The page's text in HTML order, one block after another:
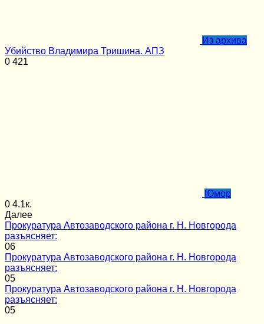
Из архива
Убийство Владимира Тришина. АПЗ
0 421
Юмор
0 4.1к.
Далее
Прокуратура Автозаводского района г. Н. Новгорода
разъясняет:
06
Прокуратура Автозаводского района г. Н. Новгорода
разъясняет:
05
Прокуратура Автозаводского района г. Н. Новгорода
разъясняет:
05